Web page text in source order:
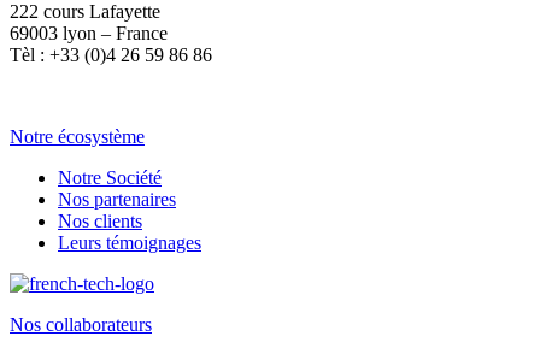
222 cours Lafayette
69003 lyon – France
Tèl : +33 (0)4 26 59 86 86
Notre écosystème
Notre Société
Nos partenaires
Nos clients
Leurs témoignages
Nos collaborateurs